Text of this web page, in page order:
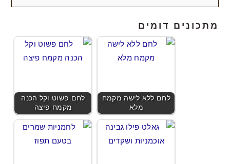
מתכונים דומים
לחם פשוט וקל הכנה
מקמח פיצה
לחם ללא לישה מקמח
מלא